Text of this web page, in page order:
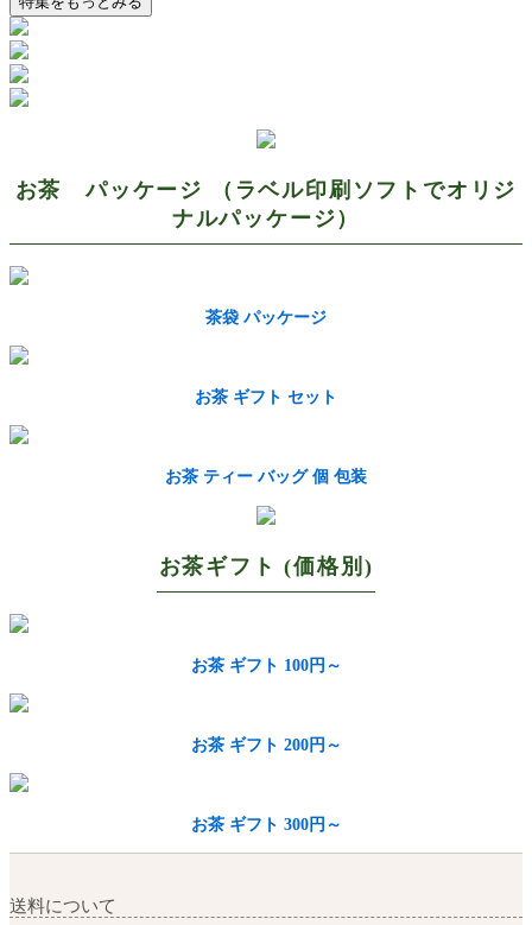
お茶 パッケージ （ラベル印刷ソフトでオリジ
ナルパッケージ）
茶袋 パッケージ
お茶 ギフト セット
お茶 ティー バッグ 個 包装
お茶ギフト (価格別)
お茶 ギフト 100円～
お茶 ギフト 200円～
お茶 ギフト 300円～
送料について